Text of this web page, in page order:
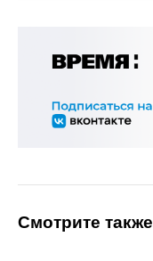
Смотрите также